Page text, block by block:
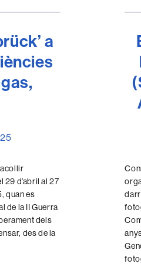
a
29 d’abril al 27
quan es
de la II Guerra
dels
des de la